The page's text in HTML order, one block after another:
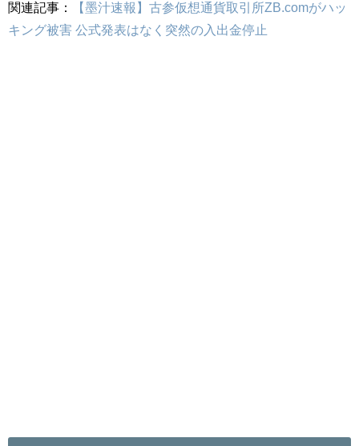
関連記事：
【墨汁速報】古参仮想通貨取引所ZB.comがハッ
キング被害 公式発表はなく突然の入出金停止